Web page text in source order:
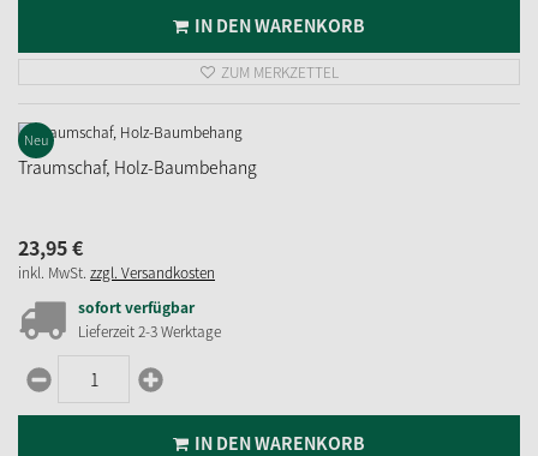
IN DEN WARENKORB
ZUM MERKZETTEL
Neu
Traumschaf, Holz-Baumbehang
23,95€
inkl. MwSt. zzgl. Versandkosten
sofort verfügbar
Lieferzeit 2-3 Werktage
IN DEN WARENKORB